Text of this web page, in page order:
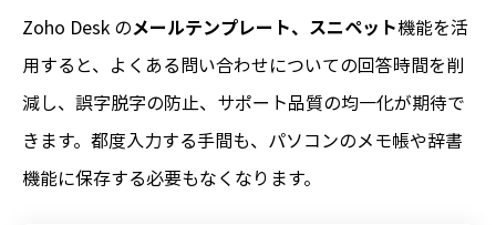
Zoho Desk のメールテンプレート、スニペット機能を活
用すると、よくある問い合わせについての回答時間を削
減し、誤字脱字の防止、サポート品質の均一化が期待で
きます。都度入力する手間も、パソコンのメモ帳や辞書
機能に保存する必要もなくなります。